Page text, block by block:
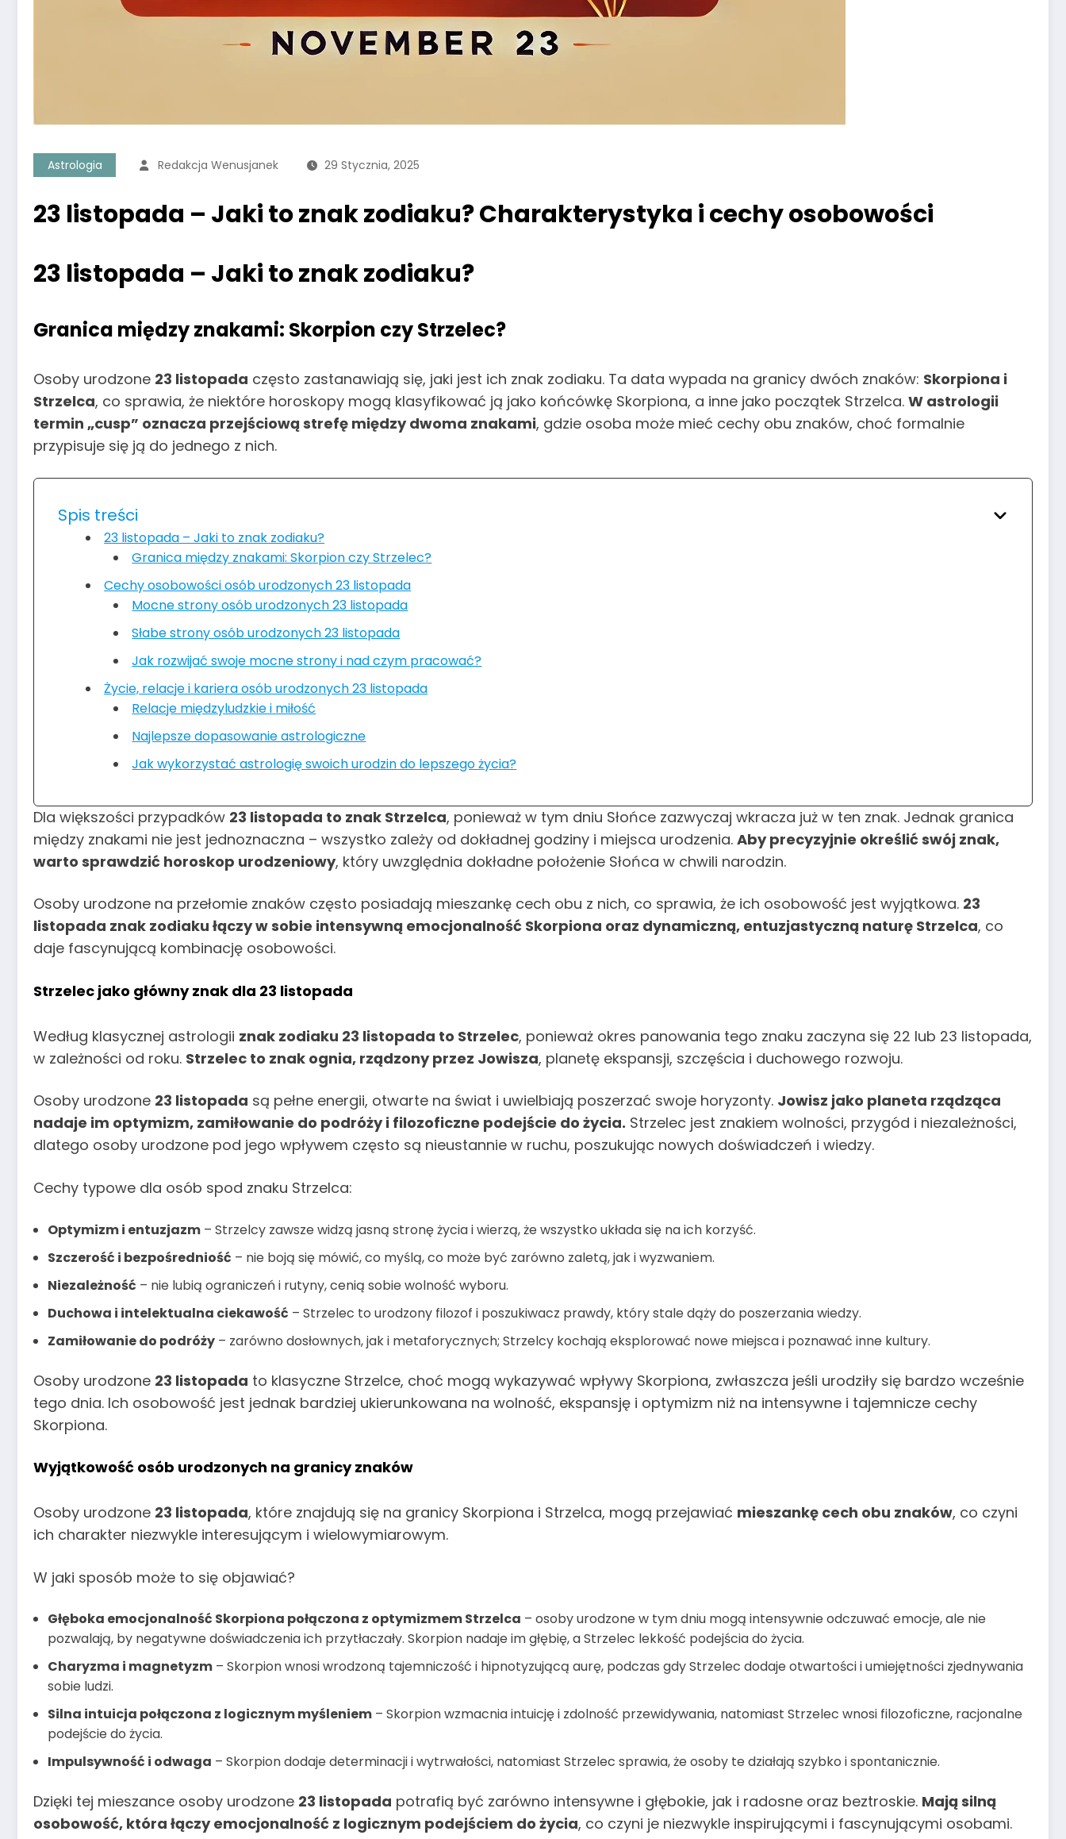
Astrologia Redakcja Wenusjanek 29 Stycznia, 2025
23 listopada – Jaki to znak zodiaku? Charakterystyka i cechy osobowości
23 listopada – Jaki to znak zodiaku?
Granica między znakami: Skorpion czy Strzelec?
Osoby urodzone 23 listopada często zastanawiają się, jaki jest ich znak zodiaku. Ta data wypada na granicy dwóch znaków: Skorpiona i
Strzelca, co sprawia, że niektóre horoskopy mogą klasyfikować ją jako końcówkę Skorpiona, a inne jako początek Strzelca. W astrologii
termin „cusp” oznacza przejściową strefę między dwoma znakami, gdzie osoba może mieć cechy obu znaków, choć formalnie
przypisuje się ją do jednego z nich.
Spis treści
23 listopada – Jaki to znak zodiaku?
Granica między znakami: Skorpion czy Strzelec?
Cechy osobowości osób urodzonych 23 listopada
Mocne strony osób urodzonych 23 listopada
Słabe strony osób urodzonych 23 listopada
Jak rozwijać swoje mocne strony i nad czym pracować?
Życie, relacje i kariera osób urodzonych 23 listopada
Relacje międzyludzkie i miłość
Najlepsze dopasowanie astrologiczne
Jak wykorzystać astrologię swoich urodzin do lepszego życia?
Dla większości przypadków 23 listopada to znak Strzelca, ponieważ w tym dniu Słońce zazwyczaj wkracza już w ten znak. Jednak granica
między znakami nie jest jednoznaczna – wszystko zależy od dokładnej godziny i miejsca urodzenia. Aby precyzyjnie określić swój znak,
warto sprawdzić horoskop urodzeniowy, który uwzględnia dokładne położenie Słońca w chwili narodzin.
Osoby urodzone na przełomie znaków często posiadają mieszankę cech obu z nich, co sprawia, że ich osobowość jest wyjątkowa. 23
listopada znak zodiaku łączy w sobie intensywną emocjonalność Skorpiona oraz dynamiczną, entuzjastyczną naturę Strzelca, co
daje fascynującą kombinację osobowości.
Strzelec jako główny znak dla 23 listopada
Według klasycznej astrologii znak zodiaku 23 listopada to Strzelec, ponieważ okres panowania tego znaku zaczyna się 22 lub 23 listopada,
w zależności od roku. Strzelec to znak ognia, rządzony przez Jowisza, planetę ekspansji, szczęścia i duchowego rozwoju.
Osoby urodzone 23 listopada są pełne energii, otwarte na świat i uwielbiają poszerzać swoje horyzonty. Jowisz jako planeta rządząca
nadaje im optymizm, zamiłowanie do podróży i filozoficzne podejście do życia. Strzelec jest znakiem wolności, przygód i niezależności,
dlatego osoby urodzone pod jego wpływem często są nieustannie w ruchu, poszukując nowych doświadczeń i wiedzy.
Cechy typowe dla osób spod znaku Strzelca:
Optymizm i entuzjazm – Strzelcy zawsze widzą jasną stronę życia i wierzą, że wszystko układa się na ich korzyść.
Szczerość i bezpośredniość – nie boją się mówić, co myślą, co może być zarówno zaletą, jak i wyzwaniem.
Niezależność – nie lubią ograniczeń i rutyny, cenią sobie wolność wyboru.
Duchowa i intelektualna ciekawość – Strzelec to urodzony filozof i poszukiwacz prawdy, który stale dąży do poszerzania wiedzy.
Zamiłowanie do podróży – zarówno dosłownych, jak i metaforycznych; Strzelcy kochają eksplorować nowe miejsca i poznawać inne kultury.
Osoby urodzone 23 listopada to klasyczne Strzelce, choć mogą wykazywać wpływy Skorpiona, zwłaszcza jeśli urodziły się bardzo wcześnie
tego dnia. Ich osobowość jest jednak bardziej ukierunkowana na wolność, ekspansję i optymizm niż na intensywne i tajemnicze cechy
Skorpiona.
Wyjątkowość osób urodzonych na granicy znaków
Osoby urodzone 23 listopada, które znajdują się na granicy Skorpiona i Strzelca, mogą przejawiać mieszankę cech obu znaków, co czyni
ich charakter niezwykle interesującym i wielowymiarowym.
W jaki sposób może to się objawiać?
Głęboka emocjonalność Skorpiona połączona z optymizmem Strzelca – osoby urodzone w tym dniu mogą intensywnie odczuwać emocje, ale nie
pozwalają, by negatywne doświadczenia ich przytłaczały. Skorpion nadaje im głębię, a Strzelec lekkość podejścia do życia.
Charyzma i magnetyzm – Skorpion wnosi wrodzoną tajemniczość i hipnotyzującą aurę, podczas gdy Strzelec dodaje otwartości i umiejętności zjednywania
sobie ludzi.
Silna intuicja połączona z logicznym myśleniem – Skorpion wzmacnia intuicję i zdolność przewidywania, natomiast Strzelec wnosi filozoficzne, racjonalne
podejście do życia.
Impulsywność i odwaga – Skorpion dodaje determinacji i wytrwałości, natomiast Strzelec sprawia, że osoby te działają szybko i spontanicznie.
Dzięki tej mieszance osoby urodzone 23 listopada potrafią być zarówno intensywne i głębokie, jak i radosne oraz beztroskie. Mają silną
osobowość, która łączy emocjonalność z logicznym podejściem do życia, co czyni je niezwykle inspirującymi i fascynującymi osobami.